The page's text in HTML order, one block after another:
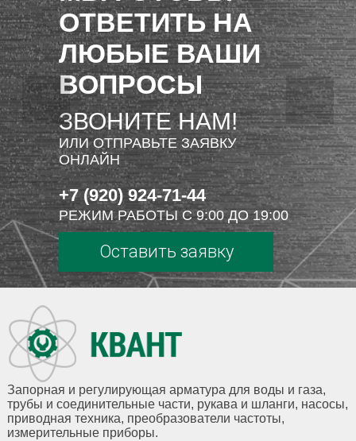
ОТВЕТИТЬ НА
ЛЮБЫЕ ВАШИ
ВОПРОСЫ
ЗВОНИТЕ НАМ!
ИЛИ ОТПРАВЬТЕ ЗАЯВКУ
ОНЛАЙН
+7 (920) 924-71-44
РЕЖИМ РАБОТЫ С 9:00 ДО 19:00
Оставить заявку
Запорная и регулирующая арматура для воды и газа,
трубы и соединительные части, рукава и шланги, насосы,
приводная техника, преобразователи частоты,
измерительные приборы.